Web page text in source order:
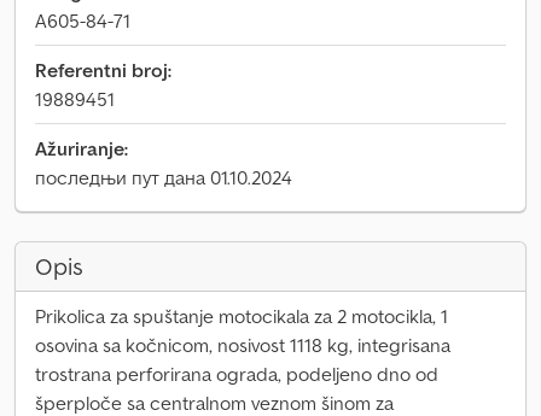
A605-84-71
Referentni broj:
19889451
Ažuriranje:
последњи пут дана 01.10.2024
Opis
Prikolica za spuštanje motocikala za 2 motocikla, 1
osovina sa kočnicom, nosivost 1118 kg, integrisana
trostrana perforirana ograda, podeljeno dno od
šperploče sa centralnom veznom šinom za